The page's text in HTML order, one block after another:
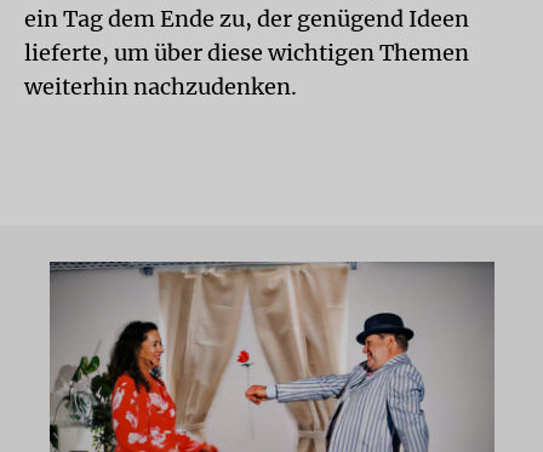
ein Tag dem Ende zu, der genügend Ideen
lieferte, um über diese wichtigen Themen
weiterhin nachzudenken.